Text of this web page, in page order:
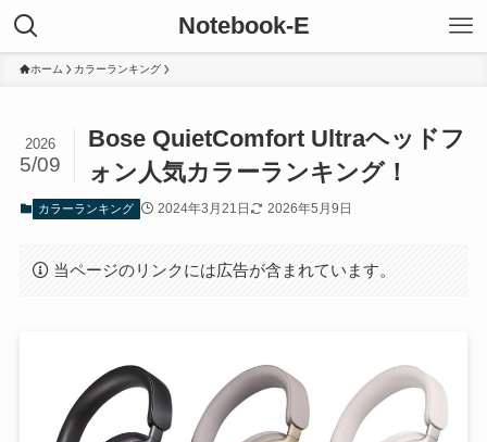
Notebook-E
ホーム カラーランキング
Bose QuietComfort Ultraヘッドフ
ォン人気カラーランキング！
2026
5/09
カラーランキング 2024年3月21日 2026年5月9日
当ページのリンクには広告が含まれています。